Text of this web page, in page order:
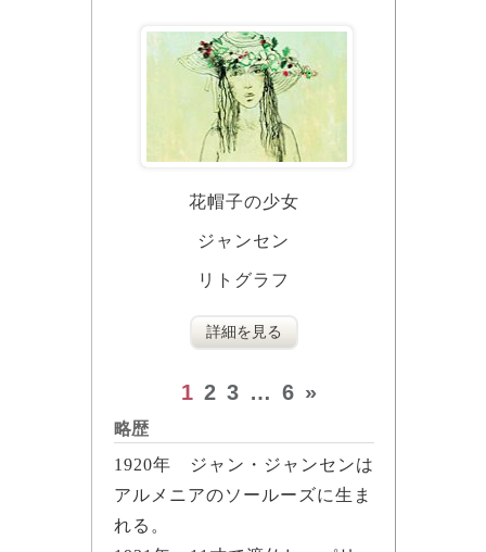
花帽子の少女
ジャンセン
リトグラフ
詳細を見る
1 2 3 … 6 »
略歴
1920年 ジャン・ジャンセンは
アルメニアのソールーズに生ま
れる。